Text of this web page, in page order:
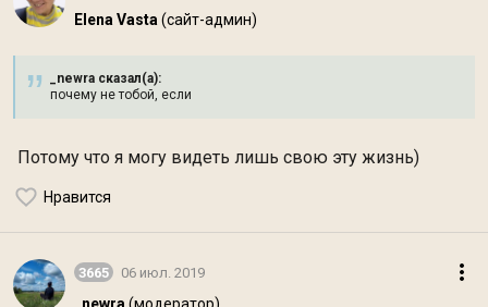
Elena Vasta (сайт-админ)
_newra сказал(а):
почему не тобой, если
Потому что я могу видеть лишь свою эту жизнь)
Нравится
3665 06 июл. 2019